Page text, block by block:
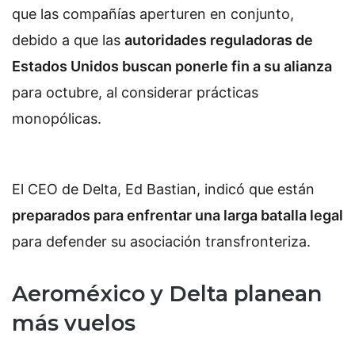
que las compañías aperturen en conjunto,
debido a que las autoridades reguladoras de
Estados Unidos buscan ponerle fin a su alianza
para octubre, al considerar prácticas
monopólicas.
El CEO de Delta, Ed Bastian, indicó que están
preparados para enfrentar una larga batalla legal
para defender su asociación transfronteriza.
Aeroméxico y Delta planean
más vuelos